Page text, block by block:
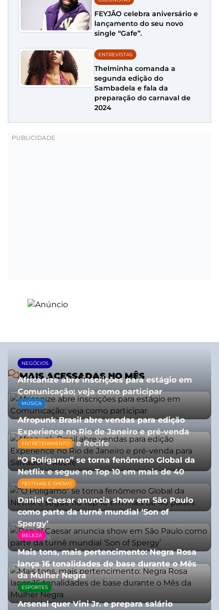
FEYJÃO celebra aniversário e
lançamento do seu novo
single “Gafe”.
ENTREVISTAS
Thelminha comanda a
segunda edição do
Sambadela e fala da
preparação do carnaval de
2024
MAIS ACESSADAS NO MÊS
NEGÓCIOS
Africanize abre inscrições para estágio em
Comunicação; veja como participar
13/01/2026
MÚSICA
Afropunk Brasil abre vendas para edição
Experience no Rio de Janeiro e pré-venda
para Salvador e Recife
03/08/2026
ENTRETENIMENTO
“O Polígamo” se torna fenômeno Global da
Netflix e segue no Top 10 em mais de 40
países
07/07/2026
FESTIVAIS E SHOWS
Daniel Caesar anuncia show em São Paulo
como parte da turnê mundial ‘Son of
Spergy’
05/08/2026
BELEZA
Mais tons, mais pertencimento: Negra Rosa
lança 16 tonalidades de base durante o Mês
da Mulher Negra
28/07/2026
ESPORTES
Arsenal quer Vini Jr. e prepara salário